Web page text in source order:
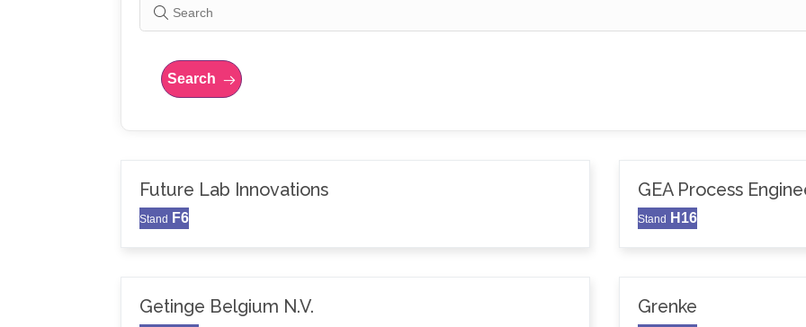
Search
Future Lab Innovations
Stand F6
GEA Process
Stand H16
Getinge Belgium N.V. Grenke